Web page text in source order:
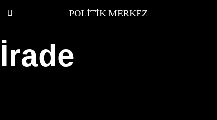
POLITIK MERKEZ
İrade